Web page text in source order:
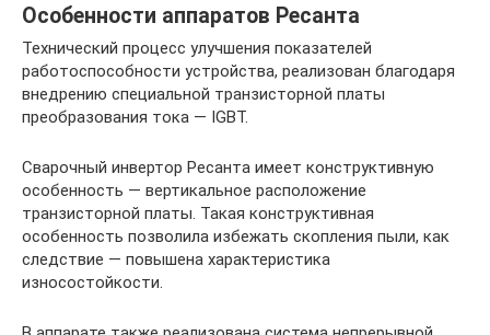
Особенности аппаратов Ресанта
Технический процесс улучшения показателей
работоспособности устройства, реализован благодаря
внедрению специальной транзисторной платы
преобразования тока — IGBT.
Сварочный инвертор Ресанта имеет конструктивную
особенность — вертикальное расположение
транзисторной платы. Такая конструктивная
особенность позволила избежать скопления пыли, как
следствие — повышена характеристика
износостойкости.